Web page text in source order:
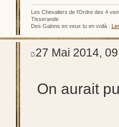
Les Chevaliers de l'Ordre des 4
Tisserande
Des Galons en veux tu en voilà :
27 Mai 2014,
On aurait